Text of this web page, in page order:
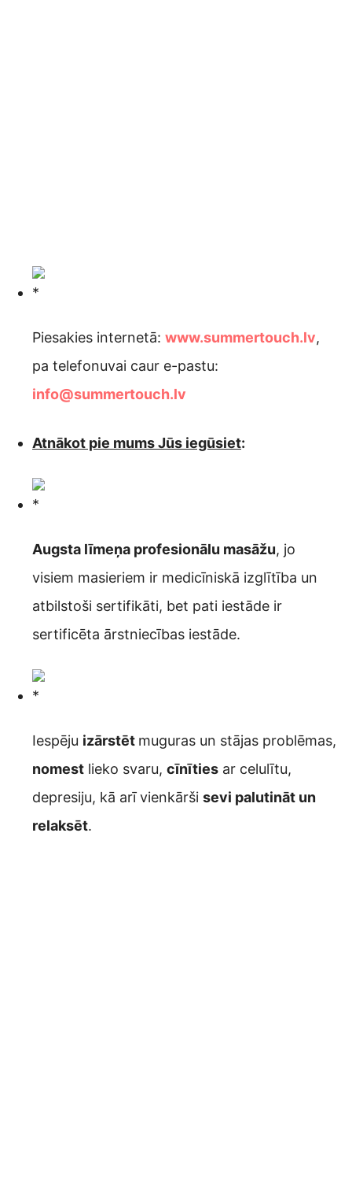
Piesakies internetā: www.summertouch.lv,
pa telefonuvai caur e-pastu:
info@summertouch.lv
Atnākot pie mums Jūs iegūsiet:
Augsta līmeņa profesionālu masāžu, jo
visiem masieriem ir medicīniskā izglītība un
atbilstoši sertifikāti, bet pati iestāde ir
sertificēta ārstniecības iestāde.
Iespēju izārstēt muguras un stājas problēmas,
nomest lieko svaru, cīnīties ar celulītu,
depresiju, kā arī vienkārši sevi palutināt un
relaksēt.